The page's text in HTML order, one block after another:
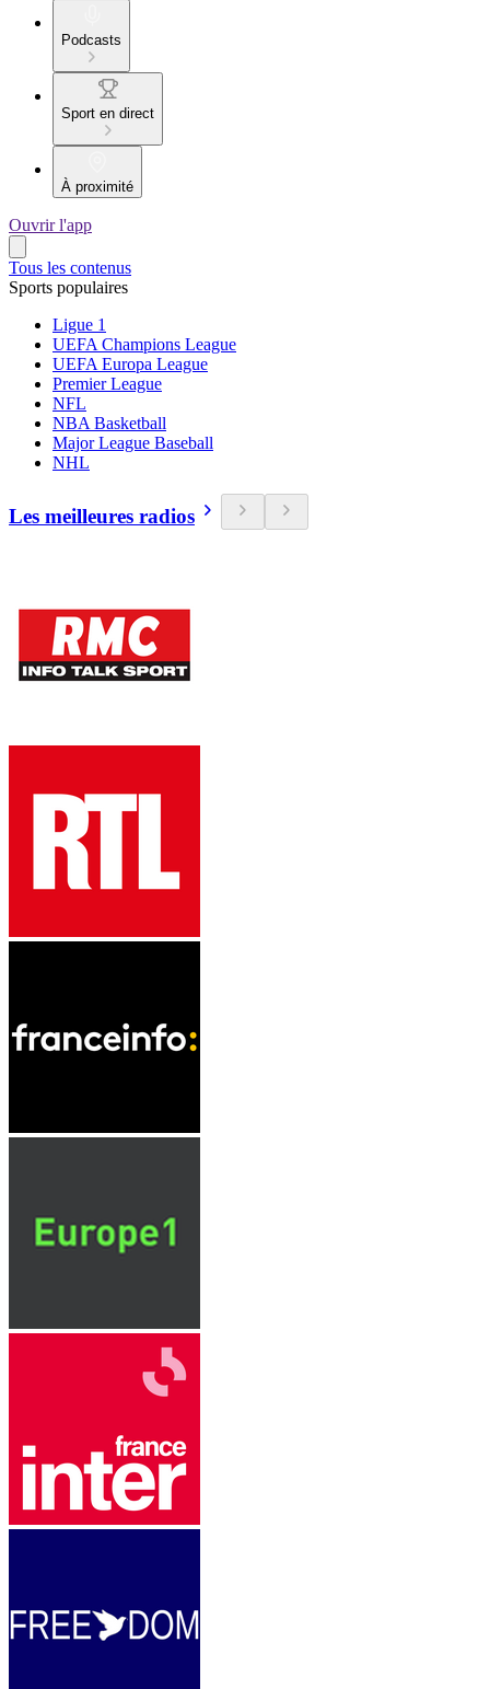
Podcasts
Sport en direct
À proximité
Ouvrir l'app
Tous les contenus
Sports populaires
Ligue 1
UEFA Champions League
UEFA Europa League
Premier League
NFL
NBA Basketball
Major League Baseball
NHL
Les meilleures radios